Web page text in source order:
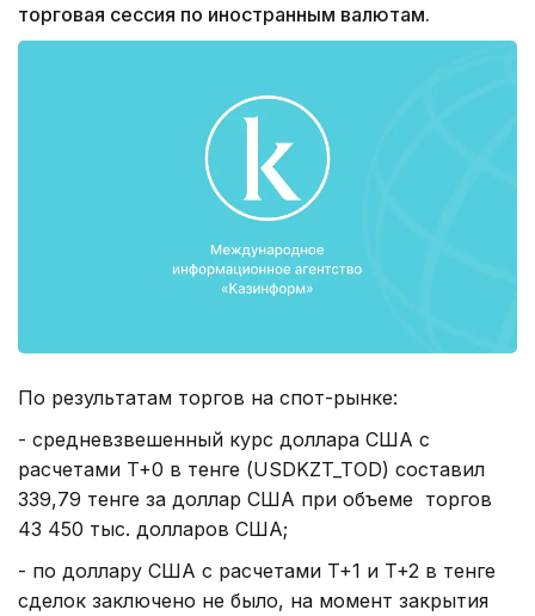
торговая сессия по иностранным валютам.
По результатам торгов на спот-рынке:
- средневзвешенный курс доллара США с
расчетами T+0 в тенге (USDKZT_TOD) составил
339,79 тенге за доллар США при объеме торгов
43 450 тыс. долларов США;
- по доллару США с расчетами T+1 и T+2 в тенге
сделок заключено не было, на момент закрытия